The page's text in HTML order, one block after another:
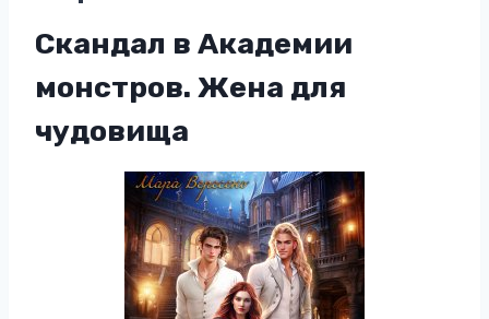
Скандал в Академии
монстров. Жена для
чудовища